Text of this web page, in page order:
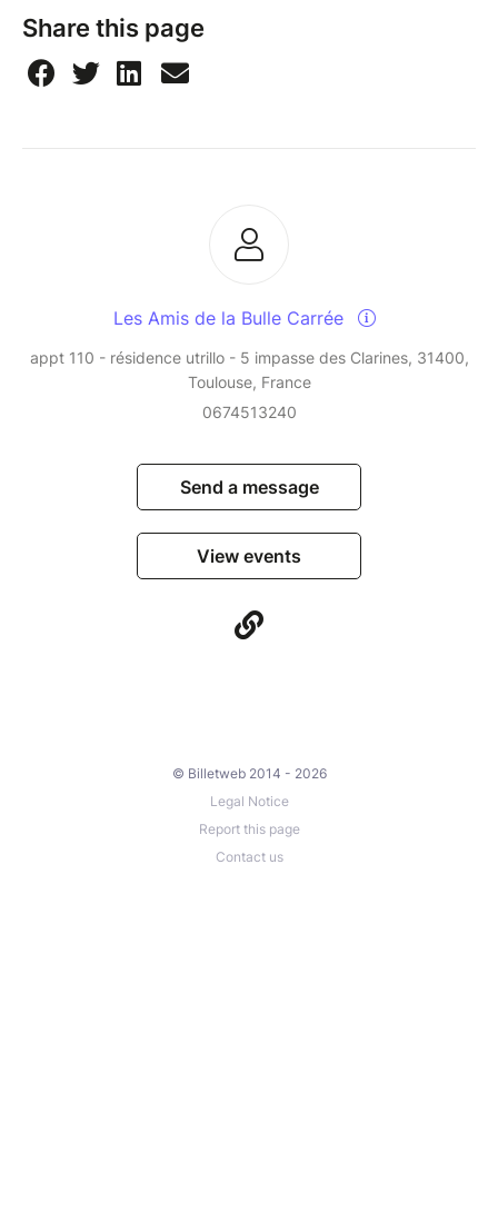
Share this page
Les Amis de la Bulle Carrée
appt 110 - résidence utrillo - 5 impasse des Clarines, 31400,
Toulouse, France
0674513240
Send a message
View events
© Billetweb 2014 - 2026
Legal Notice
Report this page
Contact us